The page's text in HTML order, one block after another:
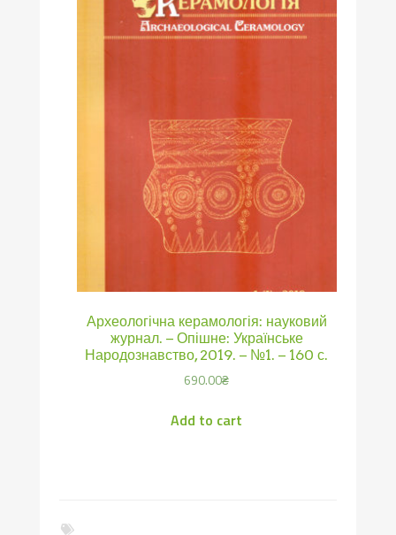
Археологічна керамологія: науковий
журнал. – Опішне: Українське
Народознавство, 2019. – №1. – 160 с.
690.00₴
Add to cart